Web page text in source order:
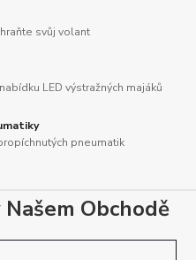
svůj volant
LED výstražných majáků
pneumatik
Obchodě